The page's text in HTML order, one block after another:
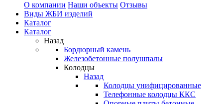
О компании Наши объекты Отзывы
Виды ЖБИ изделий
Каталог
Каталог
Назад
Бордюрный камень
Железобетонные полушпалы
Колодцы
Назад
Колодцы унифицированные
Телефонные колодцы ККС